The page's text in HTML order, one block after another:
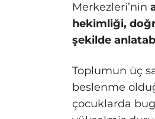
Merkezleri’nin
hekimliği,
şekilde
Toplumun üç
beslenme
çocuklarda